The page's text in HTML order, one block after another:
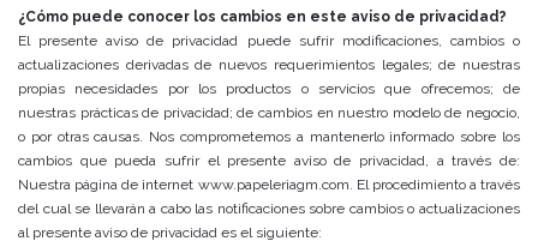
¿Cómo puede conocer los cambios en este aviso de privacidad?
El presente aviso de privacidad puede sufrir modificaciones, cambios o
actualizaciones derivadas de nuevos requerimientos legales; de nuestras
propias necesidades por los productos o servicios que ofrecemos; de
nuestras prácticas de privacidad; de cambios en nuestro modelo de negocio,
o por otras causas. Nos comprometemos a mantenerlo informado sobre los
cambios que pueda sufrir el presente aviso de privacidad, a través de:
Nuestra página de internet www.papeleriagm.com. El procedimiento a través
del cual se llevarán a cabo las notificaciones sobre cambios o actualizaciones
al presente aviso de privacidad es el siguiente: